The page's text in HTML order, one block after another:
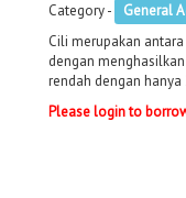
Category -
General
Cili merupakan
dengan
rendah dengan
Please login to